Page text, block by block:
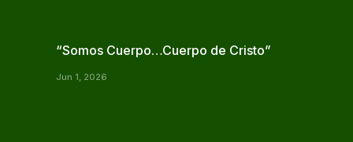
“Somos Cuerpo…Cuerpo de Cristo”
Jun 1, 2026